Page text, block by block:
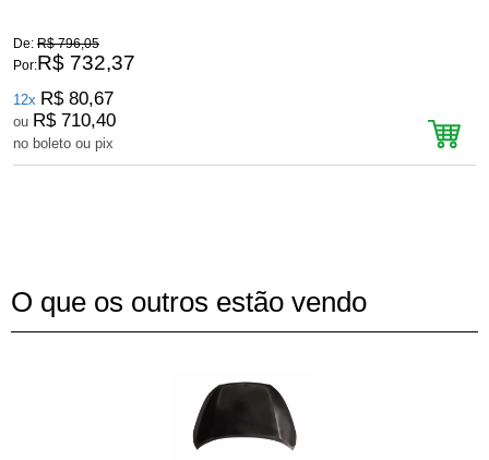
De: R$ 796,05
Por:R$ 732,37
12x R$ 80,67
ou R$ 710,40
no boleto ou pix
O que os outros estão vendo